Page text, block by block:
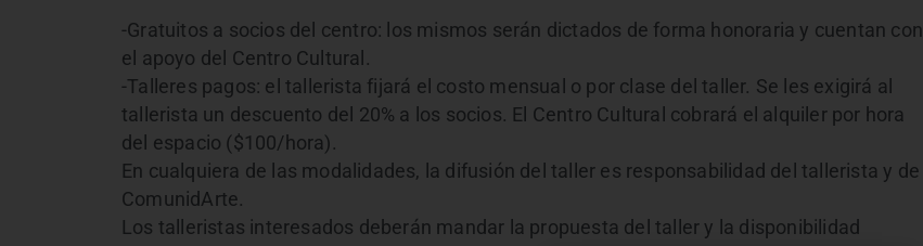
-Gratuitos a socios del centro: los mismos serán dictados de forma honoraria y cuentan con
el apoyo del Centro Cultural.
-Talleres pagos: el tallerista fijará el costo mensual o por clase del taller. Se les exigirá al
tallerista un descuento del 20% a los socios. El Centro Cultural cobrará el alquiler por hora
del espacio ($100/hora).
En cualquiera de las modalidades, la difusión del taller es responsabilidad del tallerista y de
ComunidArte.
Los talleristas interesados deberán mandar la propuesta del taller y la disponibilidad